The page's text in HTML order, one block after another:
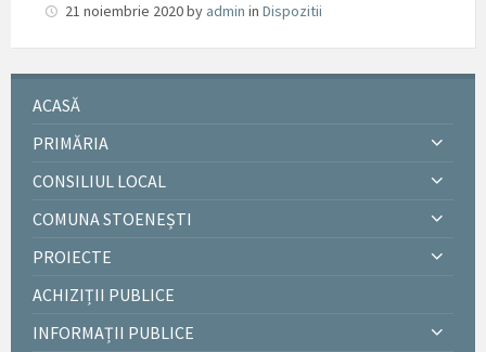
21 noiembrie 2020by admin in Dispozitii
ACASĂ
PRIMĂRIA
CONSILIUL LOCAL
COMUNA STOENEȘTI
PROIECTE
ACHIZIȚII PUBLICE
INFORMAȚII PUBLICE